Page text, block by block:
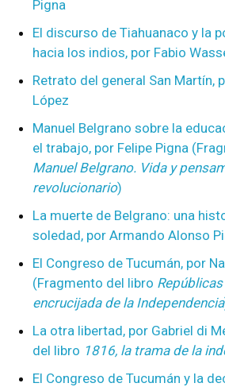
Pigna
El discurso de Tiahuanaco y la
hacia los indios, por Fabio
Retrato del general San Martín,
López
Manuel Belgrano sobre la
el trabajo, por Felipe Pigna
Manuel Belgrano. Vida y
revolucionario)
La muerte de Belgrano: una
soledad, por Armando Alonso
El Congreso de Tucumán, por
(Fragmento del libro
encrucijada de la Independencia
La otra libertad, por Gabriel di
del libro 1816, la trama de la
El Congreso de Tucumán y la